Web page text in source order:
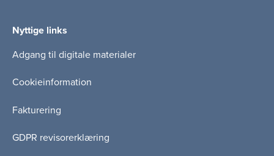
Nyttige links
Adgang til digitale materialer
Cookieinformation
Fakturering
GDPR revisorerklæring